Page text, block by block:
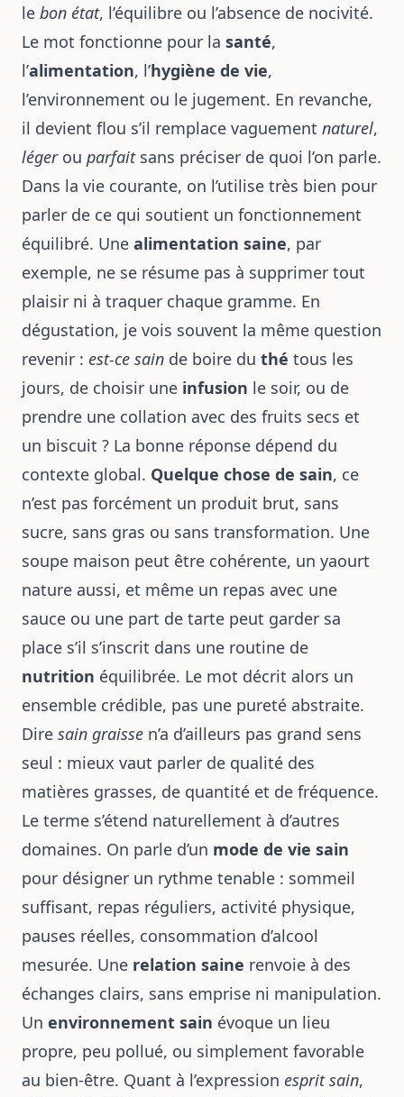
le bon état, l’équilibre ou l’absence de nocivité.
Le mot fonctionne pour la santé,
l’alimentation, l’hygiène de vie,
l’environnement ou le jugement. En revanche,
il devient flou s’il remplace vaguement naturel,
légerou parfaitsans préciser de quoi l’on parle.
Dans la vie courante, on l’utilise très bien pour
parler de ce qui soutient un fonctionnement
équilibré. Une alimentation saine, par
exemple, ne se résume pas à supprimer tout
plaisir ni à traquer chaque gramme. En
dégustation, je vois souvent la même question
revenir : est-ce sain de boire du thé tous les
jours, de choisir une infusion le soir, ou de
prendre une collation avec des fruits secs et
un biscuit ? La bonne réponse dépend du
contexte global. Quelque chose de sain, ce
n’est pas forcément un produit brut, sans
sucre, sans gras ou sans transformation. Une
soupe maison peut être cohérente, un yaourt
nature aussi, et même un repas avec une
sauce ou une part de tarte peut garder sa
place s’il s’inscrit dans une routine de
nutrition équilibrée. Le mot décrit alors un
ensemble crédible, pas une pureté abstraite.
Dire sain graisse n’a d’ailleurs pas grand sens
seul : mieux vaut parler de qualité des
matières grasses, de quantité et de fréquence.
Le terme s’étend naturellement à d’autres
domaines. On parle d’un mode de vie sain
pour désigner un rythme tenable : sommeil
suffisant, repas réguliers, activité physique,
pauses réelles, consommation d’alcool
mesurée. Une relation saine renvoie à des
échanges clairs, sans emprise ni manipulation.
Un environnement sain évoque un lieu
propre, peu pollué, ou simplement favorable
au bien-être. Quant à l’expression esprit sain,